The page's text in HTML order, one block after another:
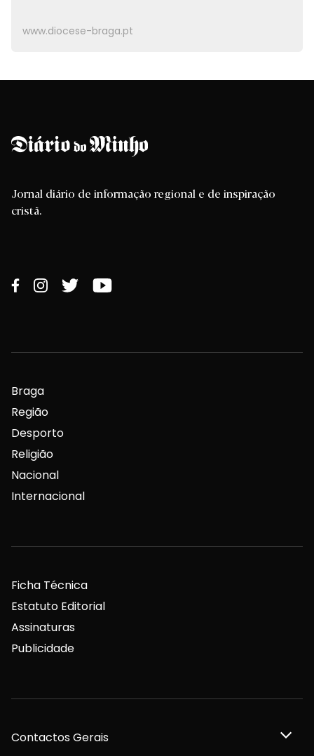
www.diocese-braga.pt
Jornal diário de informação regional e de inspiração
cristã.
Braga
Região
Desporto
Religião
Nacional
Internacional
Ficha Técnica
Estatuto Editorial
Assinaturas
Publicidade
Contactos Gerais